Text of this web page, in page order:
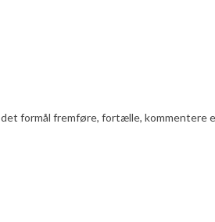
formål fremføre, fortælle,